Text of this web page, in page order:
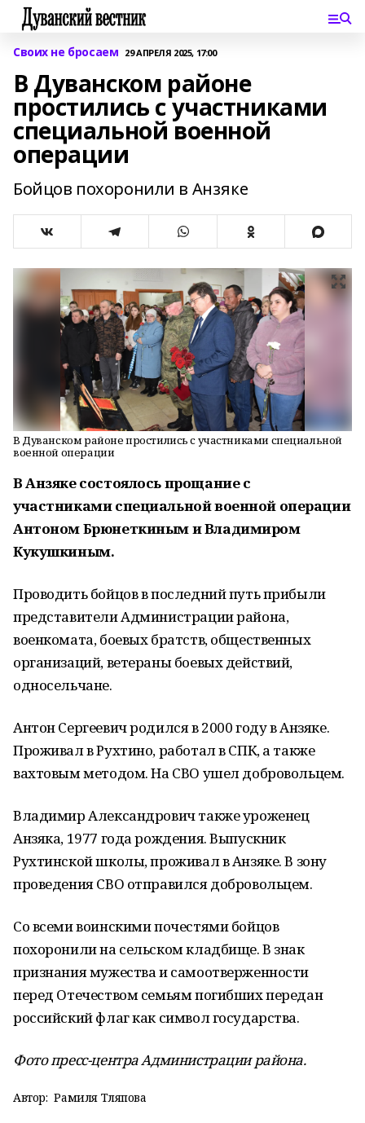
Своих не бросаем 29 АПРЕЛЯ 2025, 17:00
В Дуванском районе
простились с участниками
специальной военной
операции
Бойцов похоронили в Анзяке
В Дуванском районе простились с участниками специальной
военной операции
В Анзяке состоялось прощание с
участниками специальной военной операции
Антоном Брюнеткиным и Владимиром
Кукушкиным.
Проводить бойцов в последний путь прибыли
представители Администрации района,
военкомата, боевых братств, общественных
организаций, ветераны боевых действий,
односельчане.
Антон Сергеевич родился в 2000 году в Анзяке.
Проживал в Рухтино, работал в СПК, а также
вахтовым методом. На СВО ушел добровольцем.
Владимир Александрович также уроженец
Анзяка, 1977 года рождения. Выпускник
Рухтинской школы, проживал в Анзяке. В зону
проведения СВО отправился добровольцем.
Со всеми воинскими почестями бойцов
похоронили на сельском кладбище. В знак
признания мужества и самоотверженности
перед Отечеством семьям погибших передан
российский флаг как символ государства.
Фото пресс-центра Администрации района.
Автор: Рамиля Тляпова